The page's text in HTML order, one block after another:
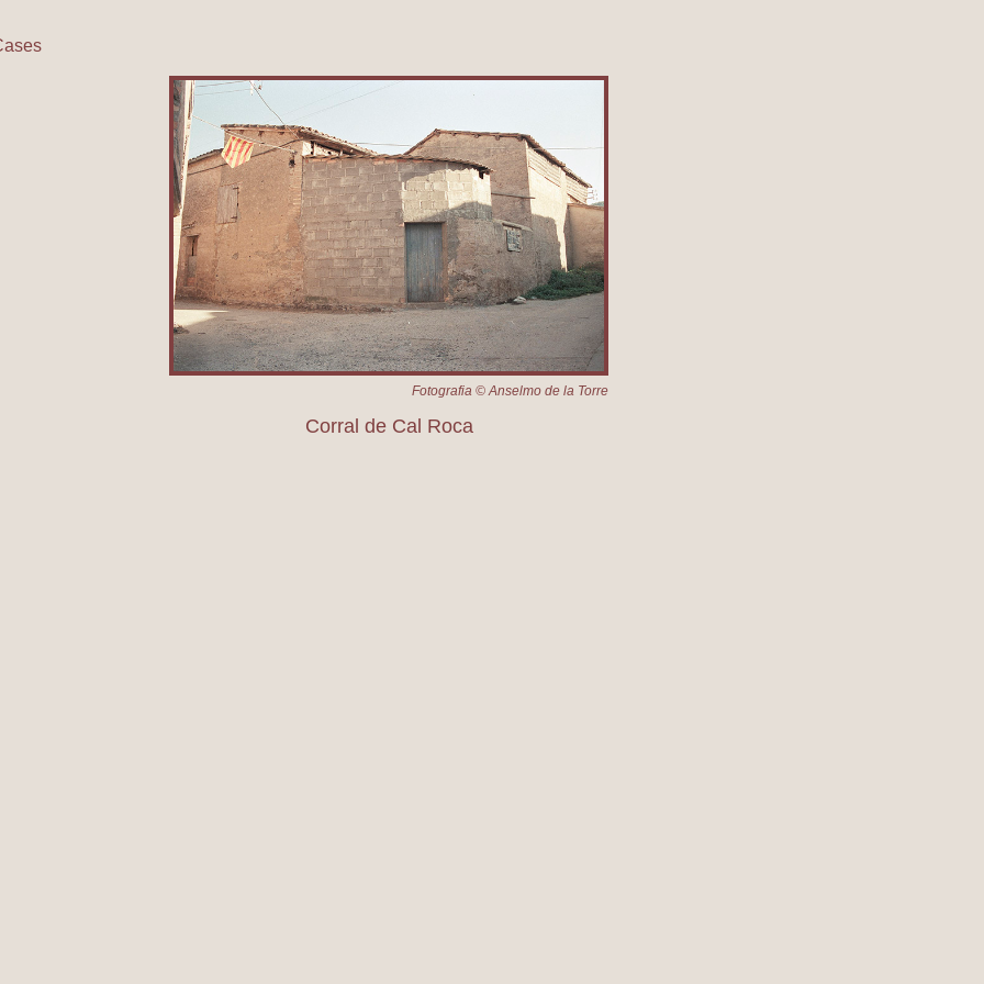
de Cal Roca
Fotografia © Anselmo de la Torre
Corral de Cal Roca